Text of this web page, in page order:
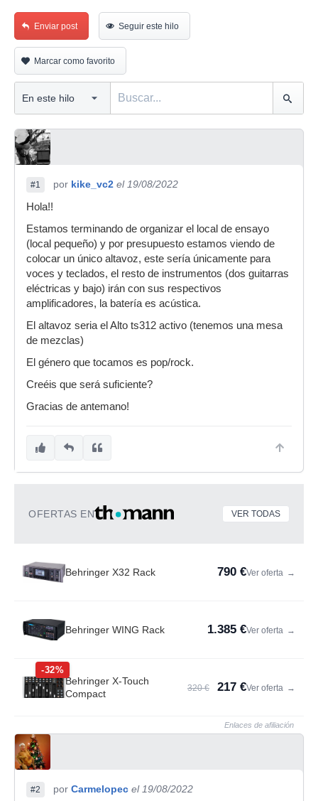
Enviar post Seguir este hilo
Marcar como favorito
#1 por kike_vc2 el 19/08/2022
Hola!!
Estamos terminando de organizar el local de ensayo
(local pequeño) y por presupuesto estamos viendo de
colocar un único altavoz, este sería únicamente para
voces y teclados, el resto de instrumentos (dos guitarras
eléctricas y bajo) irán con sus respectivos
amplificadores, la batería es acústica.
El altavoz seria el Alto ts312 activo (tenemos una mesa
de mezclas)
El género que tocamos es pop/rock.
Creéis que será suficiente?
Gracias de antemano!
OFERTAS EN VER TODAS
Behringer X32 Rack 790 €Ver oferta →
Behringer WING Rack 1.385 €Ver oferta →
-32%
Behringer X-Touch
Compact
320 € 217 €Ver oferta →
Enlaces de afiliación
#2 por Carmelopec el 19/08/2022